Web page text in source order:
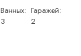
Ванных:
3
Гаражей:
2